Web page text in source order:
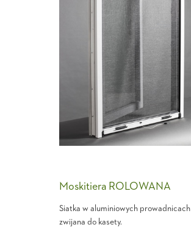
Moskitiera ROLOWANA
Siatka w aluminiowych prowadnicach
zwijana do kasety.